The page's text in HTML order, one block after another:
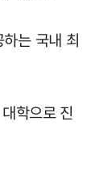
는 국내 최
학으로 진